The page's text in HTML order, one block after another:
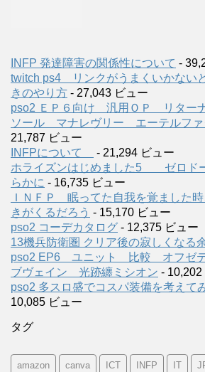
INFP 発達障害の関係性について -
twitch ps4 リンクがうまくいかない
きのやり方 - 27,043 ビュー
pso2 ＥＰ６向け 汎用ＯＰ リター
ソール マナレヴリー エーテルフ
21,787 ビュー
INFPについて
- 21,294 ビュー
ホライズンはじめました5 ゼロド
らかに - 16,735 ビュー
ＩＮＦＰ 眠ってた自我を覚ました
きがくるだろう - 15,170 ビュー
pso2 コーデカタログ - 12,375 ビュー
13機兵防衛圏 クリア後の寂しくなる
pso2 EP6 ユニット 比較 オフゼ
ブヴェイン 光跡纏ミシオン - 10,202
pso2 多スロ盛でコスパ装備を考え
10,085 ビュー
タグ
amazon canva ICT INFP IT